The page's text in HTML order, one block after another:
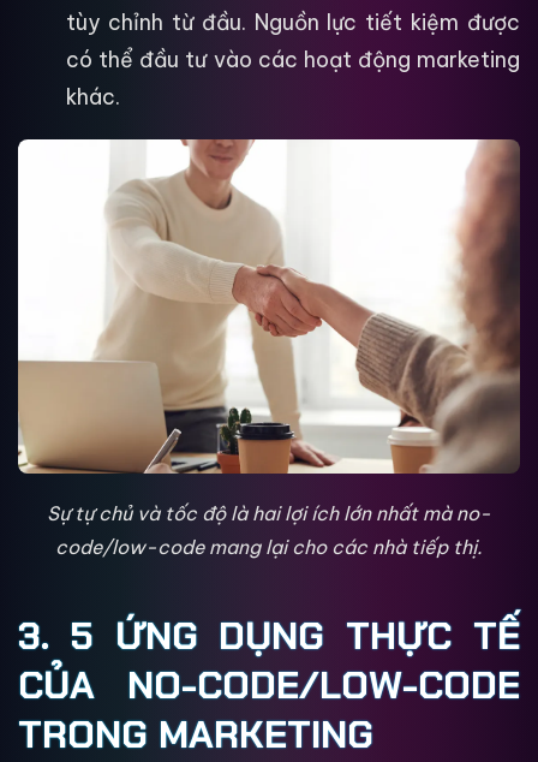
tùy chỉnh từ đầu. Nguồn lực tiết kiệm được
có thể đầu tư vào các hoạt động marketing
khác.
Sự tự chủ và tốc độ là hai lợi ích lớn nhất mà no-
code/low-code mang lại cho các nhà tiếp thị.
3. 5 ỨNG DỤNG THỰC TẾ
CỦA NO-CODE/LOW-CODE
TRONG MARKETING